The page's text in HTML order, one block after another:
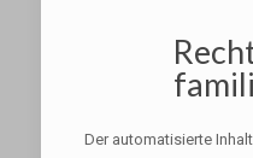
Der automatisierte